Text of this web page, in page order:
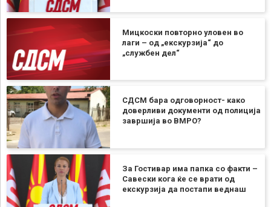
Мицкоски повторно уловен во
лаги – од „екскурзија“ до
„службен дел“
СДСМ бара одговорност- како
доверливи документи од полиција
завршија во ВМРО?
За Гостивар има папка со факти –
Савески кога ќе се врати од
екскурзија да постапи веднаш